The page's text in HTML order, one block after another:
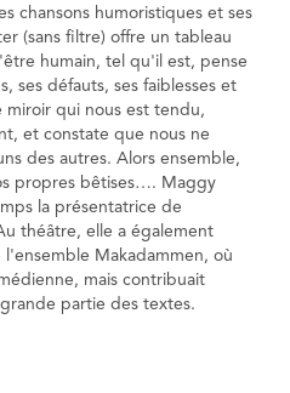
chansons humoristiques et ses
(sans filtre) offre un tableau
humain, tel qu'il est, pense
ses défauts, ses faiblesses et
miroir qui nous est tendu,
et constate que nous ne
des autres. Alors ensemble,
propres bêtises…. Maggy
la présentatrice de
théâtre, elle a également
Makadammen, où
mais contribuait
partie des textes.